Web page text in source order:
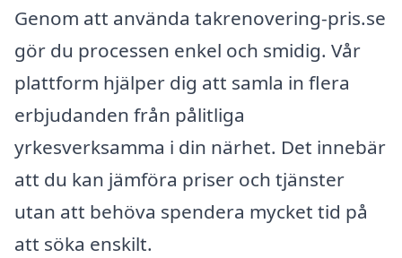
Genom att använda takrenovering-pris.se
gör du processen enkel och smidig. Vår
plattform hjälper dig att samla in flera
erbjudanden från pålitliga
yrkesverksamma i din närhet. Det innebär
att du kan jämföra priser och tjänster
utan att behöva spendera mycket tid på
att söka enskilt.